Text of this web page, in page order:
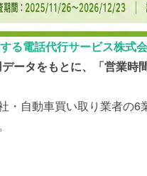
る電話代行サービス株式
ータをもとに、「営業時
自動車買い取り業者の6